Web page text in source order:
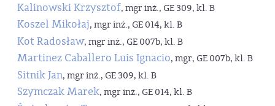
Kalinowski Krzysztof, mgr inż., GE 309, kl. B
Koszel Mikołaj, mgr inż., GE 014, kl. B
Kot Radosław, mgr inż., GE 007b, kl. B
Martinez Caballero Luis Ignacio, mgr, GE 007b, kl. B
Sitnik Jan, mgr inż., GE 309, kl. B
Szymczak Marek, mgr inż., GE 014, kl. B